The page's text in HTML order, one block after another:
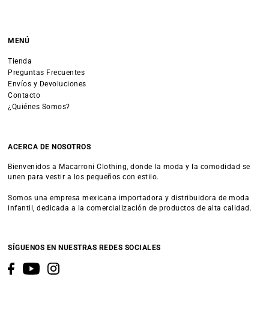
MENÚ
Tienda
Preguntas Frecuentes
Envíos y Devoluciones
Contacto
¿Quiénes Somos?
ACERCA DE NOSOTROS
Bienvenidos a Macarroni Clothing, donde la moda y la comodidad se
unen para vestir a los pequeños con estilo.
Somos una empresa mexicana importadora y distribuidora de moda
infantil, dedicada a la comercialización de productos de alta calidad.
SÍGUENOS EN NUESTRAS REDES SOCIALES